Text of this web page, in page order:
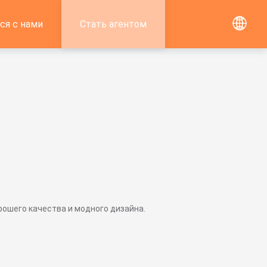
с нами Стать агентом
качества и модного дизайна.